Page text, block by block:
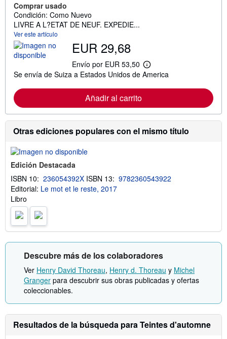
Comprar usado
Condición: Como Nuevo
LIVRE A L?ETAT DE NEUF. EXPEDIE...
Ver este artículo
EUR 29,68
Envío por EUR 53,50
M
á
i
o
r
m
a
o
a
i
a
s
e
í
Se envía de Suiza a Estados Unidos de America
Añadir al carrito
Otras ediciones populares con el mismo título
Edición Destacada
ISBN 10: 236054392X ISBN 13: 9782360543922
Editorial: Le mot et le reste, 2017
Libro
Descubre más de los colaboradores
Ver Henry David Thoreau, Henry d. Thoreau y Michel
Granger para descubrir sus obras publicadas y ofertas
coleccionables.
Resultados de la búsqueda para Teintes d'automne